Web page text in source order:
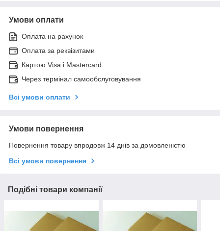
Умови оплати
Оплата на рахунок
Оплата за реквізитами
Картою Visa і Mastercard
Через термінал самообслуговування
Всі умови оплати
Умови повернення
Повернення товару впродовж 14 днів за домовленістю
Всі умови повернення
Подібні товари компанії